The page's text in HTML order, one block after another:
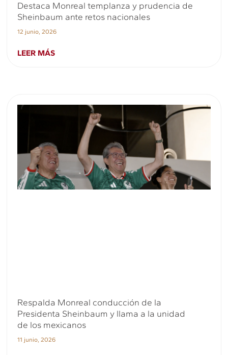
Destaca Monreal templanza y prudencia de
Sheinbaum ante retos nacionales
12 junio, 2026
LEER MÁS
Respalda Monreal conducción de la
Presidenta Sheinbaum y llama a la unidad
de los mexicanos
11 junio, 2026